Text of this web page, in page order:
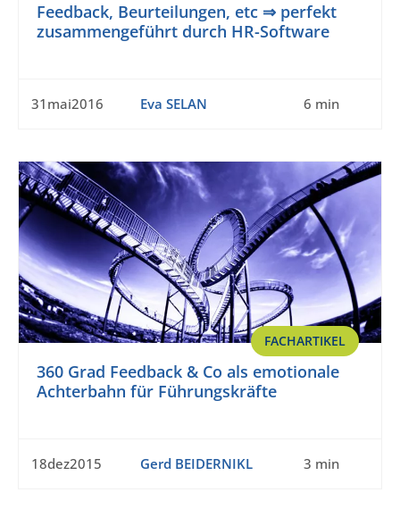
Feedback, Beurteilungen, etc ⇒ perfekt
zusammengeführt durch HR-Software
31mai2016 Eva SELAN 6 min
FACHARTIKEL
360 Grad Feedback & Co als emotionale
Achterbahn für Führungskräfte
18dez2015 Gerd BEIDERNIKL 3 min